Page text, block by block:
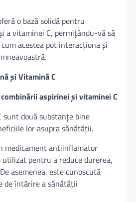
o bază solidă pentru
a vitaminei C, permițându-vă să
acestea pot interacționa și
și Vitamină C
aspirinei și vitaminei C
două substanțe bine
lor asupra sănătății.
medicament antiinflamator
utilizat pentru a reduce durerea,
asemenea, este cunoscută
de întărire a sănătății